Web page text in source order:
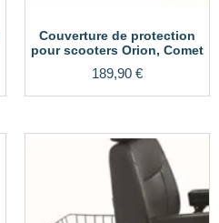
Couverture de protection
pour scooters Orion, Comet
189,90 €